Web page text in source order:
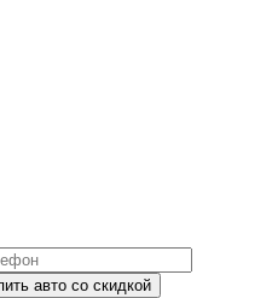
Купить авто со скидкой